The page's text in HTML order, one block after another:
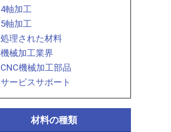
4軸加工
5軸加工
処理された材料
機械加工業界
CNC機械加工部品
サービスサポート
材料の種類